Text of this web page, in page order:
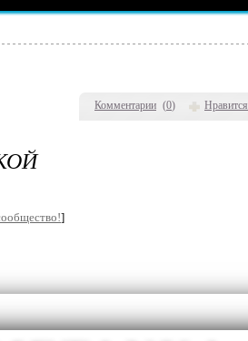
Комментарии (0) Нравится
]